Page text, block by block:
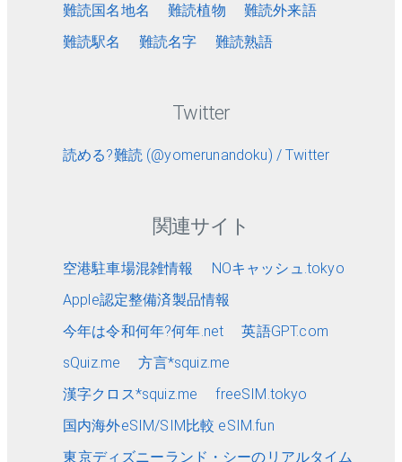
難読国名地名
難読植物
難読外来語
難読駅名
難読名字 難読熟語
Twitter
読める?難読 (@yomerunandoku) / Twitter
関連サイト
空港駐車場混雑情報
NOキャッシュ.tokyo
Apple認定整備済製品情報
今年は令和何年?何年.net
英語GPT.com
sQuiz.me
方言*squiz.me
漢字クロス*squiz.me
freeSIM.tokyo
国内海外eSIM/SIM比較 eSIM.fun
東京ディズニーランド・シーのリアルタイム